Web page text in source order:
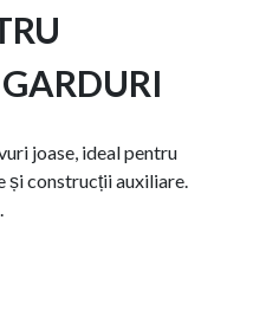
joase, ideal pentru
și construcții auxiliare.